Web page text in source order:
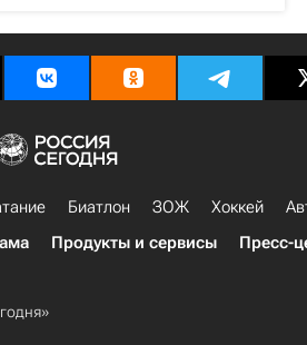
Биатлон ЗОЖ Хоккей
Продукты и сервисы Пресс-